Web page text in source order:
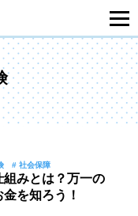
# 社会保障
みとは？万一の
を知ろう！